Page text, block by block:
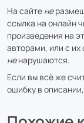
На сайте не
ссылка на онлайн
произведения на
авторами, или с
ненарушаются.
Если вы всё же
ошибку в описании,